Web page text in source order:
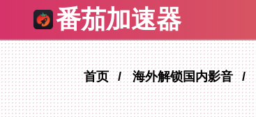
番茄加速器
首页 海外解锁国内影音